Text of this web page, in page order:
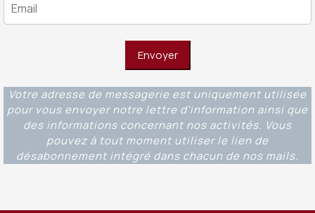
Votre adresse de messagerie est uniquement utilisée
pour vous envoyer notre lettre d'information ainsi que
des informations concernant nos activités. Vous
pouvez à tout moment utiliser le lien de
désabonnement intégré dans chacun de nos mails.